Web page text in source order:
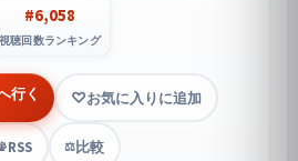
#6,058
視聴回数ランキング
行く お気に入りに追加
RSS ⚖️比較